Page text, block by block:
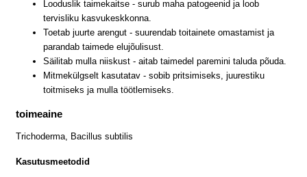
Looduslik taimekaitse - surub maha patogeenid ja loob
tervisliku kasvukeskkonna.
Toetab juurte arengut - suurendab toitainete omastamist ja
parandab taimede elujõulisust.
Säilitab mulla niiskust - aitab taimedel paremini taluda põuda.
Mitmekülgselt kasutatav - sobib pritsimiseks, juurestiku
toitmiseks ja mulla töötlemiseks.
toimeaine
Trichoderma, Bacillus subtilis
Kasutusmeetodid